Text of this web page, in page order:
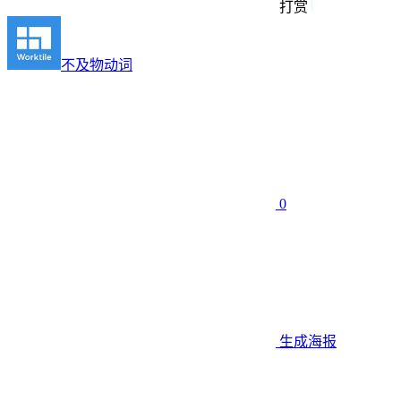
打赏
不及物动词
0
生成海报